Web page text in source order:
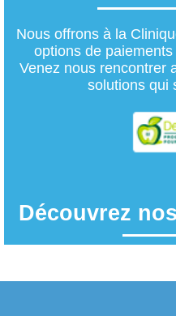
Nous offrons à la
options de
Venez nous rencontrer
solutions qui
Découvrez